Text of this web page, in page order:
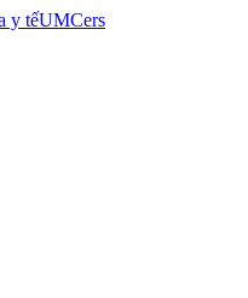
y tếUMCers